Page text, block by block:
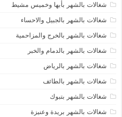
شغالات بالشهر بأبها وخميس مشيط
شغالات بالشهر بالجبيل والاحساء
شغالات بالشهر بالخرج والمزاحمية
شغالات بالشهر بالدمام والخبر
شغالات بالشهر بالرياض
شغالات بالشهر بالطائف
شغالات بالشهر بتبوك
شغالات بالشهر بريدة وعنيزة